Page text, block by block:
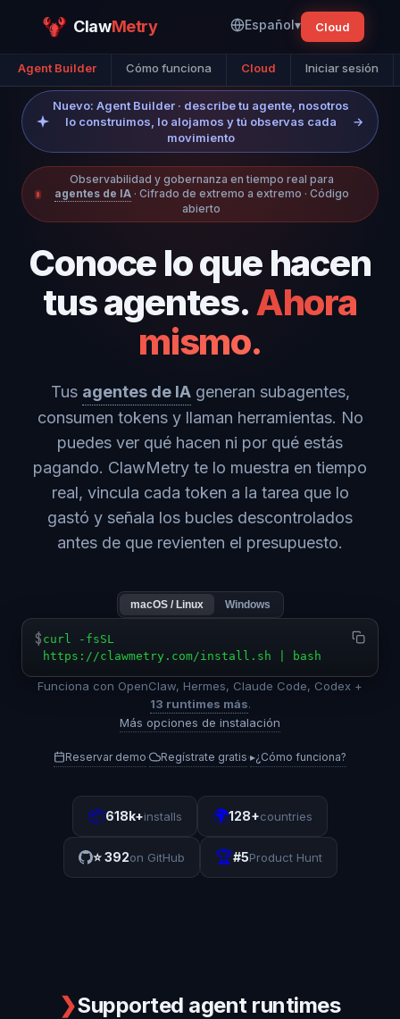
ClawMetry Español▾ Cloud
Agent Builder Cómo funciona Cloud Iniciar sesión
Nuevo: Agent Builder · describe tu agente, nosotros
lo construimos, lo alojamos y tú observas cada
movimiento
→
Observabilidad y gobernanza en tiempo real para
agentes de IA · Cifrado de extremo a extremo · Código
abierto
Conoce lo que hacen
tus agentes.Ahora
mismo.
Tus agentes de IA generan subagentes,
consumen tokens y llaman herramientas. No
puedes ver qué hacen ni por qué estás
pagando. ClawMetry te lo muestra en tiempo
real, vincula cada token a la tarea que lo
gastó y señala los bucles descontrolados
antes de que revienten el presupuesto.
macOS / Linux Windows
$ curl -fsSL
https://clawmetry.com/install.sh | bash
Funciona con OpenClaw, Hermes, Claude Code, Codex +
13 runtimes más.
Más opciones de instalación
Reservar demo· Regístrate gratis·▸¿Cómo funciona?
📦618k+installs 🌍128+countries
⭐392on GitHub 🏆#5Product Hunt
❯Supported agent runtimes